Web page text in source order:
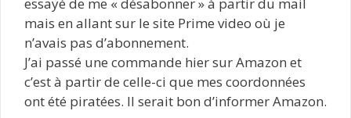
mais en allant sur le site Prime video où je
n’avais pas d’abonnement.
J’ai passé une commande hier sur Amazon et
c’est à partir de celle-ci que mes coordonnées
ont été piratées. Il serait bon d’informer Amazon.